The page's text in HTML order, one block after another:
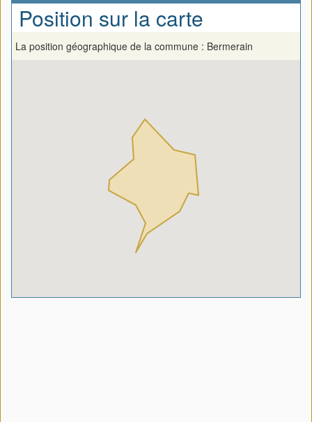
Position sur la carte
La position géographique de la commune : Bermerain